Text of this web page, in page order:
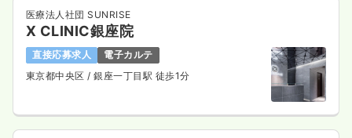
給与 33.7万円〜/月 賞与4ヶ月
※経験4年の例
日祝休み
4週8休以上
オンコールあり
月給33万円以上可
気になる 詳細を見る
医療法人社団 SUNRISE
X CLINIC銀座院
直接応募求人
電子カルテ
東京都中央区 / 銀座一丁目駅 徒歩1分